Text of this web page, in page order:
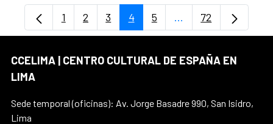
Page
1 Page
2 Page
3 Page
4 Page
5 ...PagesPage
72
CCELIMA | CENTRO CULTURAL DE ESPAÑA EN
LIMA
Sede temporal (oficinas): Av. Jorge Basadre 990, San Isidro,
Lima